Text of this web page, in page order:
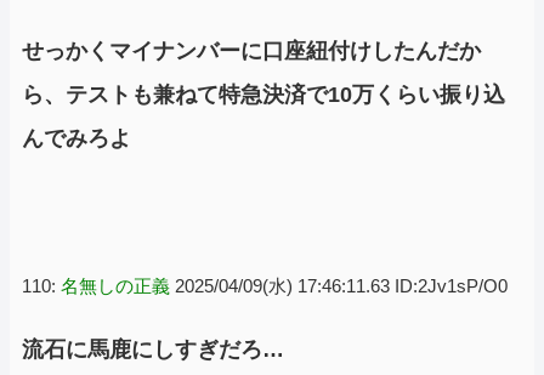
せっかくマイナンバーに口座紐付けしたんだか
ら、テストも兼ねて特急決済で10万くらい振り込
んでみろよ
110: 名無しの正義 2025/04/09(水) 17:46:11.63 ID:2Jv1sP/O0
流石に馬鹿にしすぎだろ…